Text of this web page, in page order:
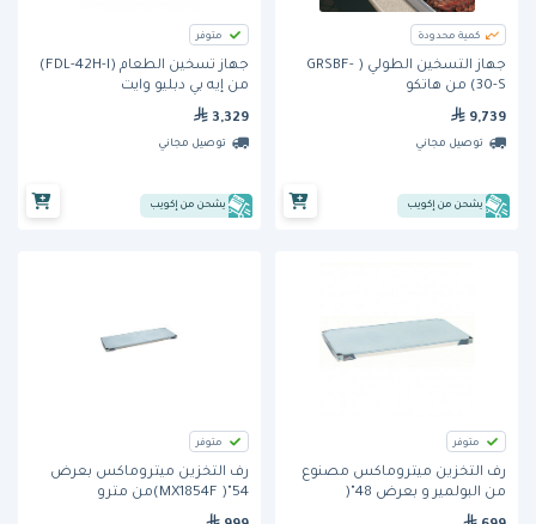
كمية محدودة
جهاز التسخين الطولي ( GRSBF-
30-S) من هاتكو
9,739
توصيل مجاني
يشحن من إكويب
متوفر
جهاز تسخين الطعام (FDL-42H-I)
من إيه بي دبليو وايت
3,329
توصيل مجاني
يشحن من إكويب
متوفر
رف التخزين ميتروماكس مصنوع
من البولمير و بعرض 48"(
MX1848F)من مترو
متوفر
رف التخزين ميتروماكس بعرض
54"( MX1854F)من مترو